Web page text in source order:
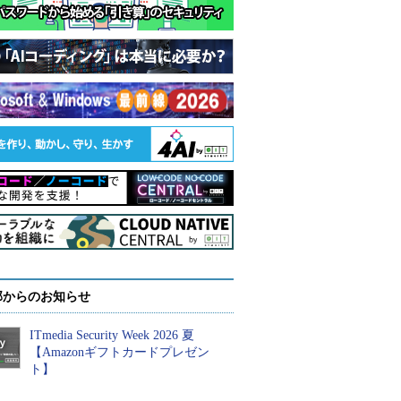
らのお知らせ
ITmedia Security Week 2026 夏
【Amazonギフトカードプレゼン
ト】